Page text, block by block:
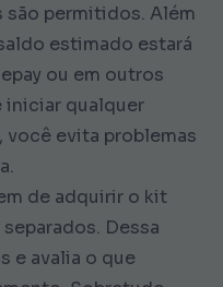
permitidos. Além
estimado estará
ou em outros
iniciar qualquer
evita problemas
de adquirir o kit
Dessa
e avalia o que